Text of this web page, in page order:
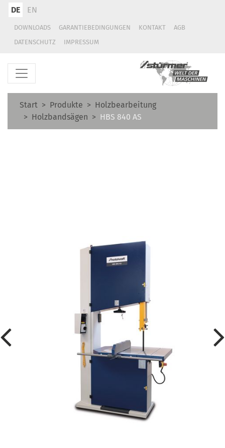
DE EN
DOWNLOADS GARANTIEBEDINGUNGEN KONTAKT
AGB
DATENSCHUTZ
IMPRESSUM
Start Produkte
Holzbearbeitung
Holzbandsägen
HBS 840 AS